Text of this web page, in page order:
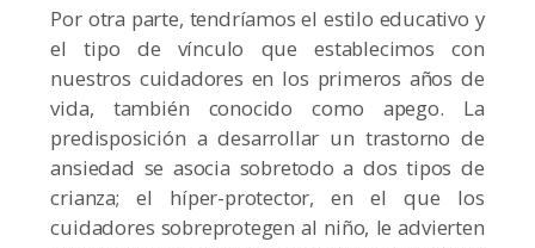
Por otra parte, tendríamos el estilo educativo y
el tipo de vínculo que establecimos con
nuestros cuidadores en los primeros años de
vida, también conocido como apego. La
predisposición a desarrollar un trastorno de
ansiedad se asocia sobretodo a dos tipos de
crianza; el híper-protector, en el que los
cuidadores sobreprotegen al niño, le advierten